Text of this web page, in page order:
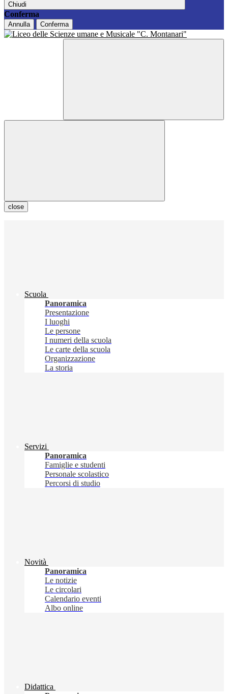
Chiudi
Conferma
Annulla Conferma
close
Scuola
Panoramica
Presentazione
I luoghi
Le persone
I numeri della scuola
Le carte della scuola
Organizzazione
La storia
Servizi
Panoramica
Famiglie e studenti
Personale scolastico
Percorsi di studio
Novità
Panoramica
Le notizie
Le circolari
Calendario eventi
Albo online
Didattica